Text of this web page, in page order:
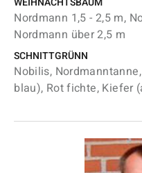
Nordmann 1,5 - 2,5 m,
Nordmann über 2,5 m
SCHNITTGRÜNN
Nobilis,
blau), Rot fichte, Kiefer